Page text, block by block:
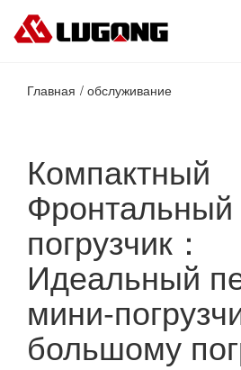
Главная обслуживание
Компактный
Фронтальный
погрузчик：
Идеальный
мини-
большому